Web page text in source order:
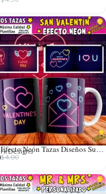
Parejas Efecto Neón Tazas Diseños Sublimación
Designs
$4.00